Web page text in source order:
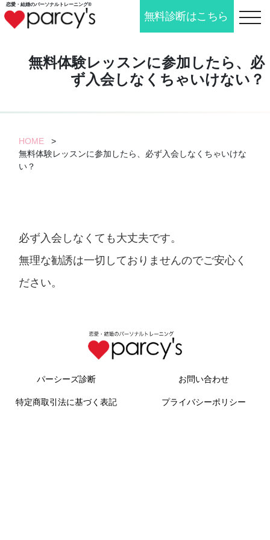
恋愛・結婚のパーソナルトレーニング®
toggle
無料診断はこちら
無料体験レッスンに参加したら、必
ず入会しなくちゃいけない？
HOME
>
無料体験レッスンに参加したら、必ず入会しなくちゃいけな
い？
必ず入会しなくても大丈夫です。
無理な勧誘は一切しておりませんのでご安心く
ださい。
パーシーズ診断 お問い合わせ
特定商取引法に基づく表記 プライバシーポリシー